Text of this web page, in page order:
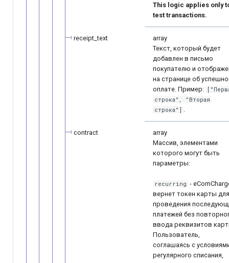
This logic applies only
test transactions.
receipt_text
array
Текст, который будет
добавлен в письмо
покупателю и
на странице об
оплате. Пример:
строка", "Вторая
строка"]
contract
array
Массив, элементами
которого могут быть
параметры:
recurring -
вернет токен карты для
проведения
платежей без
ввода реквизитов
Пользователь,
соглашаясь с
регулярного списания,